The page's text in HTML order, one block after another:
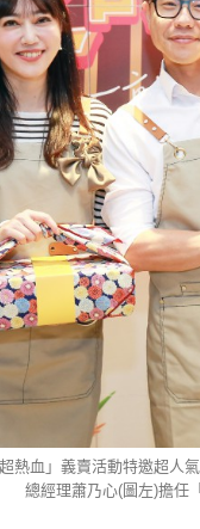
熱血」義賣活動特邀超人
總經理蕭乃心(圖左)擔任